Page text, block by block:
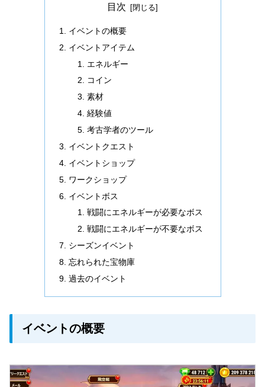
目次
イベントの概要
イベントアイテム
エネルギー
コイン
素材
経験値
考古学者のツール
イベントクエスト
イベントショップ
ワークショップ
イベントボス
戦闘にエネルギーが必要なボス
戦闘にエネルギーが不要なボス
シーズンイベント
忘れられた宝物庫
過去のイベント
イベントの概要